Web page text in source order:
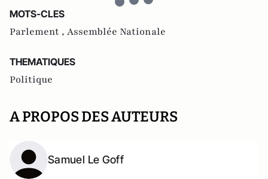
MOTS-CLES
Parlement , Assemblée Nationale
THEMATIQUES
Politique
A PROPOS DES AUTEURS
Samuel Le Goff